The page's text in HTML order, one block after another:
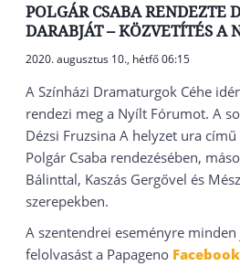
POLGÁR CSABA RENDEZTE
DARABJÁT – KÖZVETÍTÉS A
2020. augusztus 10., hétfő 06:15
A Színházi Dramaturgok Céhe
rendezi meg a Nyílt Fórumot. A
Dézsi Fruzsina A helyzet ura
Polgár Csaba rendezésében,
Bálinttal, Kaszás Gergővel és
szerepekben.
A szentendrei eseményre
felolvasást a Papageno